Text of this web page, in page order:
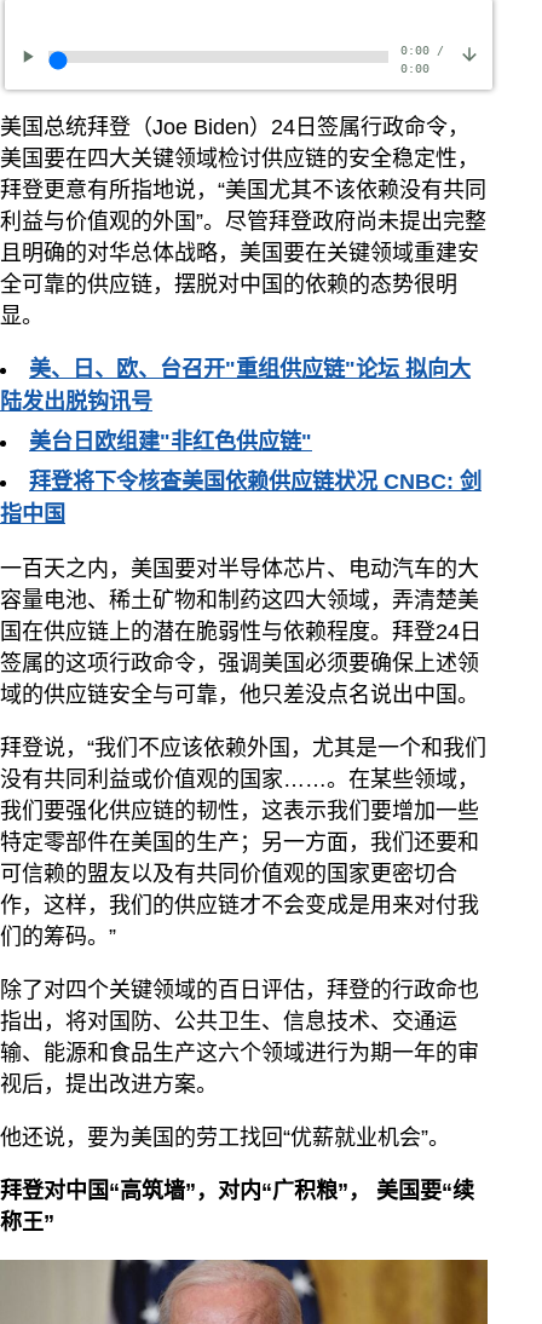
0:00/
0:00
美国总统拜登（Joe Biden）24日签属行政命令，
美国要在四大关键领域检讨供应链的安全稳定性，
拜登更意有所指地说，“美国尤其不该依赖没有共同
利益与价值观的外国”。尽管拜登政府尚未提出完整
且明确的对华总体战略，美国要在关键领域重建安
全可靠的供应链，摆脱对中国的依赖的态势很明
显。
美、日、欧、台召开"重组供应链"论坛 拟向大
陆发出脱钩讯号
美台日欧组建"非红色供应链"
拜登将下令核查美国依赖供应链状况 CNBC: 剑
指中国
一百天之内，美国要对半导体芯片、电动汽车的大
容量电池、稀土矿物和制药这四大领域，弄清楚美
国在供应链上的潜在脆弱性与依赖程度。拜登24日
签属的这项行政命令，强调美国必须要确保上述领
域的供应链安全与可靠，他只差没点名说出中国。
拜登说，“我们不应该依赖外国，尤其是一个和我们
没有共同利益或价值观的国家……。在某些领域，
我们要强化供应链的韧性，这表示我们要增加一些
特定零部件在美国的生产；另一方面，我们还要和
可信赖的盟友以及有共同价值观的国家更密切合
作，这样，我们的供应链才不会变成是用来对付我
们的筹码。”
除了对四个关键领域的百日评估，拜登的行政命也
指出，将对国防、公共卫生、信息技术、交通运
输、能源和食品生产这六个领域进行为期一年的审
视后，提出改进方案。
他还说，要为美国的劳工找回“优薪就业机会”。
拜登对中国“高筑墙”，对内“广积粮”， 美国要“续
称王”